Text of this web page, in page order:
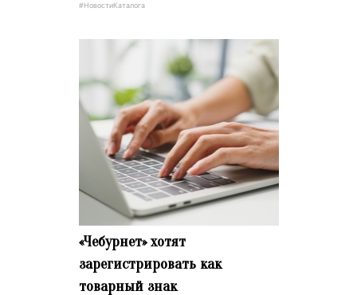
#НовостиКаталога
«Чебурнет» хотят
зарегистрировать как
товарный знак